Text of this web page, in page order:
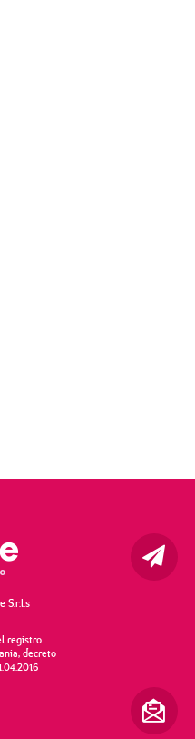
S.r.l.s
registro
decreto